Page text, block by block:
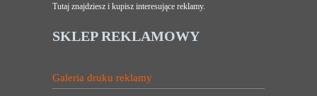
Tutaj znajdziesz i kupisz interesujące reklamy.
SKLEP REKLAMOWY
Galeria druku reklamy